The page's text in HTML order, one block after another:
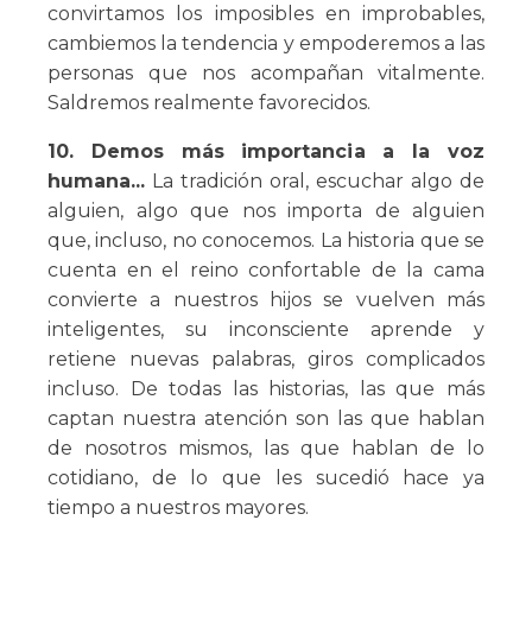
convirtamos los imposibles en improbables,
cambiemos la tendencia y empoderemos a las
personas que nos acompañan vitalmente.
Saldremos realmente favorecidos.
10. Demos más importancia a la voz
humana... La tradición oral, escuchar algo de
alguien, algo que nos importa de alguien
que, incluso, no conocemos. La historia que se
cuenta en el reino confortable de la cama
convierte a nuestros hijos se vuelven más
inteligentes, su inconsciente aprende y
retiene nuevas palabras, giros complicados
incluso. De todas las historias, las que más
captan nuestra atención son las que hablan
de nosotros mismos, las que hablan de lo
cotidiano, de lo que les sucedió hace ya
tiempo a nuestros mayores.